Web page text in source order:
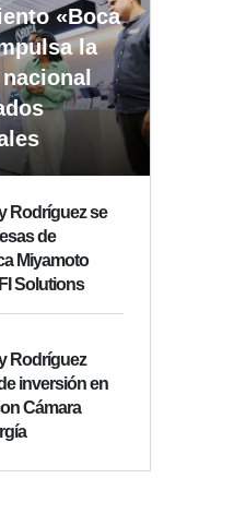
«Boca
la
Rodríguez se
de
Miyamoto
Solutions
Rodríguez
inversión en
Cámara